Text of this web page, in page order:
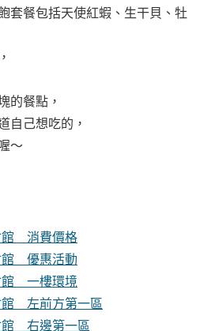
套餐包括天使紅蝦、生干貝、牡
的餐點，
自己想吃的，
～
館 消費價格
館 優惠活動
館 一樓環境
館 左前方第一區
館 右邊第一區